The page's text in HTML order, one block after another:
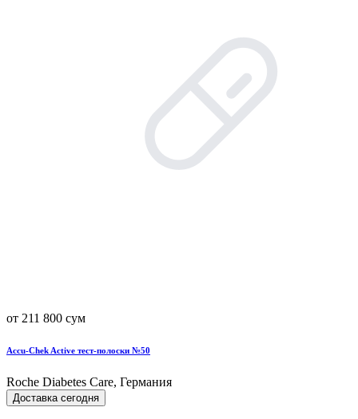
от 211 800 сум
Accu-Chek Active тест-полоски №50
Roche Diabetes Care, Германия
Доставка сегодня